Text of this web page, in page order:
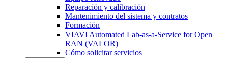
Reparación y calibración
Mantenimiento del sistema y contratos
Formación
VIAVI Automated Lab-as-a-Service for Open
RAN (VALOR)
Cómo solicitar servicios